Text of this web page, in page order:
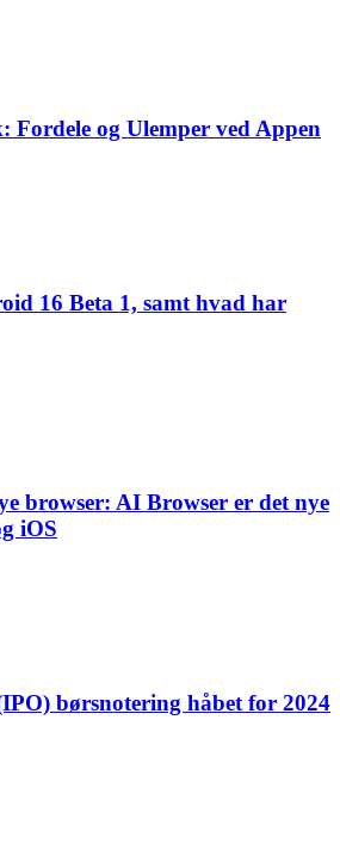
Fordele og Ulemper ved Appen
16 Beta 1, samt hvad har
browser: AI Browser er det nye
iOS
børsnotering håbet for 2024